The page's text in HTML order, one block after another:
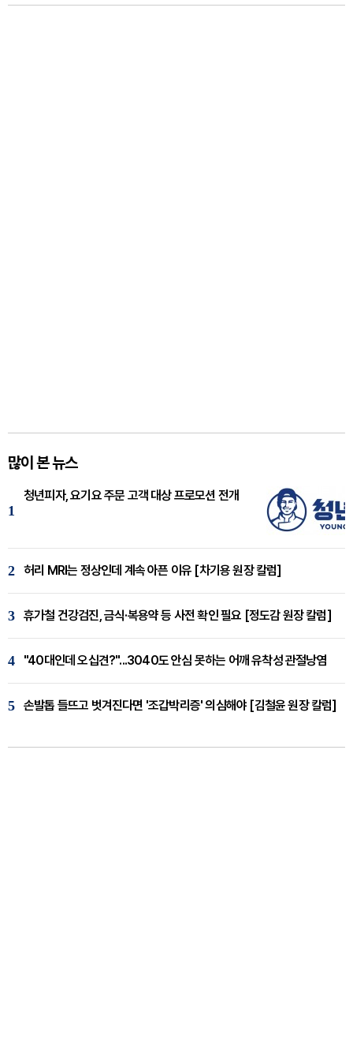
많이 본 뉴스
1
청년피자, 요기요 주문 고객 대상 프로모션 전개
2 허리 MRI는 정상인데 계속 아픈 이유 [차기용 원장 칼럼]
3 휴가철 건강검진, 금식·복용약 등 사전 확인 필요 [정도감 원장 칼럼]
4 "40대인데 오십견?"...3040도 안심 못하는 어깨 유착성 관절낭염
5 손발톱 들뜨고 벗겨진다면 '조갑박리증' 의심해야 [김철윤 원장 칼럼]